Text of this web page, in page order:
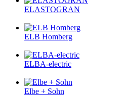
ELASTOGRAN
ELB Homberg
ELBA-electric
Elbe + Sohn